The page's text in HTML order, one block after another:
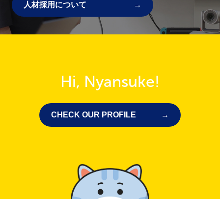
人材採用について
Hi, Nyansuke!
CHECK OUR PROFILE